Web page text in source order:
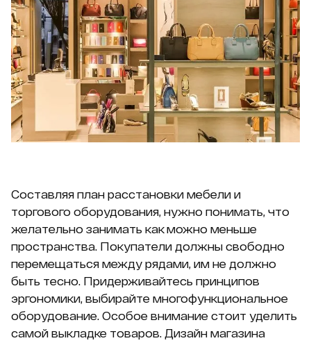
Составляя план расстановки мебели и
торгового оборудования, нужно понимать, что
желательно занимать как можно меньше
пространства. Покупатели должны свободно
перемещаться между рядами, им не должно
быть тесно. Придерживайтесь принципов
эргономики, выбирайте многофункциональное
оборудование. Особое внимание стоит уделить
самой выкладке товаров. Дизайн магазина